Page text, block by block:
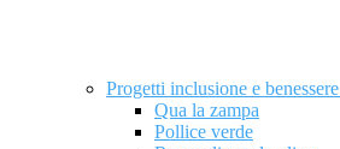
Progetti inclusione e benessere
Qua la zampa
Pollice verde